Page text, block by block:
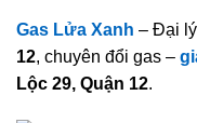
Gas Lửa Xanh – Đại
12, chuyên đổi gas –
Lộc 29, Quận 12.